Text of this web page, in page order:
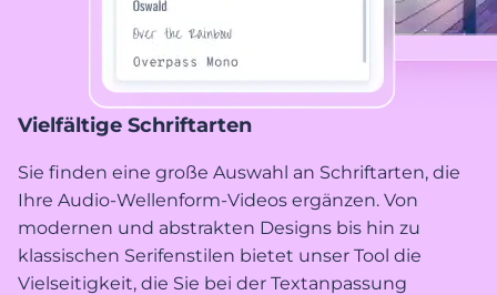
Vielfältige Schriftarten
Sie finden eine große Auswahl an Schriftarten, die
Ihre Audio-Wellenform-Videos ergänzen. Von
modernen und abstrakten Designs bis hin zu
klassischen Serifenstilen bietet unser Tool die
Vielseitigkeit, die Sie bei der Textanpassung